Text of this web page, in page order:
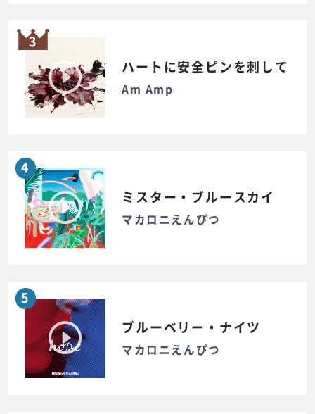
3
ハートに安全ピンを刺して
Am Amp
4
ミスター・ブルースカイ
マカロニえんぴつ
5
ブルーベリー・ナイツ
マカロニえんぴつ